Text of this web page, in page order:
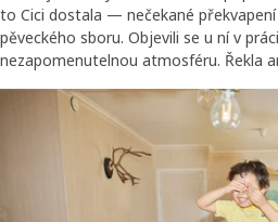
to Cici dostala — nečekané
pěveckého sboru. Objevili se u ní v
nezapomenutelnou atmosféru. Řekla